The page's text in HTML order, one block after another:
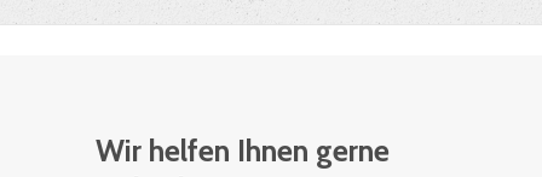
Wir helfen Ihnen gerne